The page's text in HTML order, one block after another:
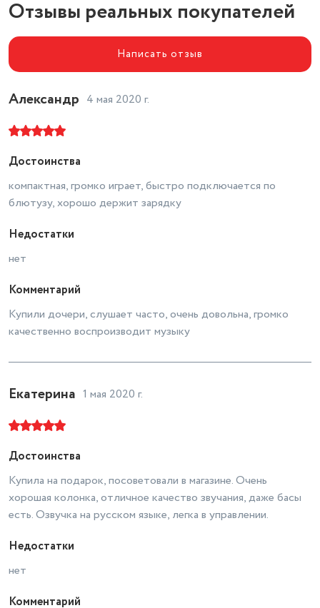
частот
Отзывы реальных покупателей
Написать отзыв
Александр 4 мая 2020 г.
Достоинства
компактная, громко играет, быстро подключается по
блютузу, хорошо держит зарядку
Недостатки
нет
Комментарий
Купили дочери, слушает часто, очень довольна, громко
качественно воспроизводит музыку
Екатерина 1 мая 2020 г.
Достоинства
Купила на подарок, посоветовали в магазине. Очень
хорошая колонка, отличное качество звучания, даже басы
есть. Озвучка на русском языке, легка в управлении.
Недостатки
нет
Комментарий